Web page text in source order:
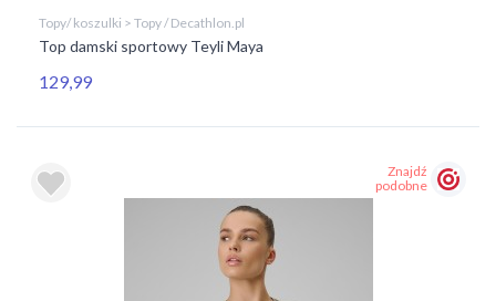
Topy/ koszulki > Topy / Decathlon.pl
Top damski sportowy Teyli Maya
129,99
Znajdź
podobne